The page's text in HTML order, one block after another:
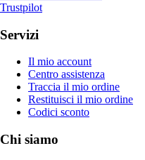
Trustpilot
Servizi
Il mio account
Centro assistenza
Traccia il mio ordine
Restituisci il mio ordine
Codici sconto
Chi siamo